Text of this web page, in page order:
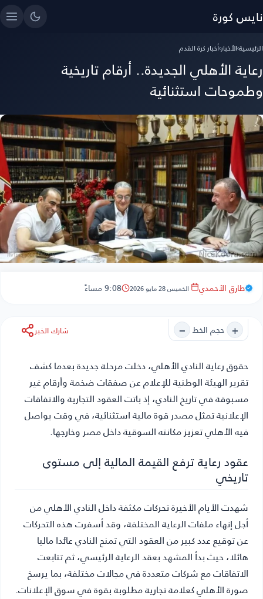
نايس كورة
الرئيسية›الأخبار›أخبار كرة القدم
رعاية الأهلي الجديدة.. أرقام تاريخية
وطموحات استثنائية
طارق الأحمدي الخميس 28 مايو 2026 9:08 مساءً
+ حجم الخط − شارك الخبر
حقوق رعاية النادي الأهلي، دخلت مرحلة جديدة بعدما كشف
تقرير الهيئة الوطنية للإعلام عن صفقات ضخمة وأرقام غير
مسبوقة في تاريخ النادي، إذ باتت العقود التجارية والاتفاقات
الإعلانية تمثل مصدر قوة مالية استثنائية، في وقت يواصل
فيه الأهلي تعزيز مكانته السوقية داخل مصر وخارجها.
عقود رعاية ترفع القيمة المالية إلى مستوى
تاريخي
شهدت الأيام الأخيرة تحركات مكثفة داخل النادي الأهلي من
أجل إنهاء ملفات الرعاية المختلفة، وقد أسفرت هذه التحركات
عن توقيع عدد كبير من العقود التي تمنح النادي عائدا ماليا
هائلا، حيث بدأ المشهد بعقد الرعاية الرئيسي، ثم تتابعت
الاتفاقات مع شركات متعددة في مجالات مختلفة، بما يرسخ
صورة الأهلي كعلامة تجارية مطلوبة بقوة في سوق الإعلانات.